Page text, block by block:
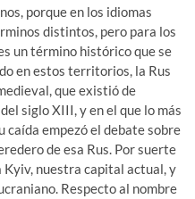
porque en los idiomas
distintos, pero para los
un término histórico que se
en estos territorios, la Rus
que existió de
siglo XIII, y en el que lo más
caída empezó el debate sobre
de esa Rus. Por suerte
Kyiv, nuestra capital actual, y
Respecto al nombre